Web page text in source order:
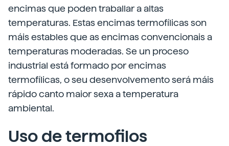
encimas que poden traballar a altas
temperaturas. Estas encimas termofílicas son
máis estables que as encimas convencionais a
temperaturas moderadas. Se un proceso
industrial está formado por encimas
termofílicas, o seu desenvolvemento será máis
rápido canto maior sexa a temperatura
ambiental.
Uso de termofilos